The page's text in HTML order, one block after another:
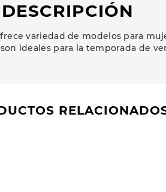
DESCRIPCIÓN
variedad de modelos para
ideales para la temporada de